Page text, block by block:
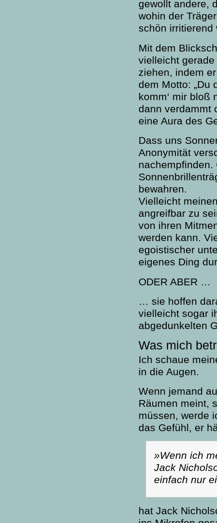
gewollt andere,
wohin der
schön irritierend
Mit dem
vielleicht
ziehen, indem
dem Motto: „Du
komm‘ mir bloß
dann verdammt
eine Aura des
Dass uns
Anonymität
bewahren.
Vielleicht
angreifbar zu
von ihren
werden kann.
egoistischer
eigenes Ding
ODER ABER …
… sie hoffen
vielleicht sogar
abgedunkelten
Was mich
Ich schaue
in die Augen.
Wenn jemand
Räumen meint,
müssen, werde
das Gefühl, er
»Wenn ich
Jack
einfach nur
hat Jack